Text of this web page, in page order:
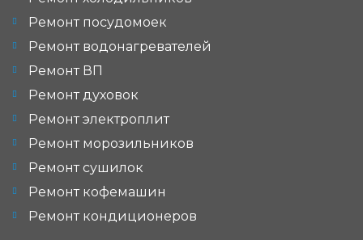
Ремонт посудомоек
Ремонт водонагревателей
Ремонт ВП
Ремонт духовок
Ремонт электроплит
Ремонт морозильников
Ремонт сушилок
Ремонт кофемашин
Ремонт кондиционеров